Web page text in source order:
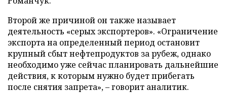
Второй же причиной он также называет
деятельность «серых экспортеров». «Ограничение
экспорта на определенный период остановит
крупный сбыт нефтепродуктов за рубеж, однако
необходимо уже сейчас планировать дальнейшие
действия, к которым нужно будет прибегать
после снятия запрета», – говорит аналитик.